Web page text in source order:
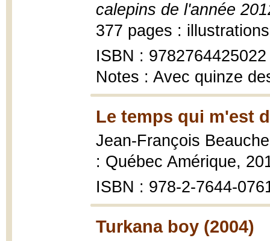
calepins de l'année
377 pages :
ISBN : 9782764425022
Notes : Avec quinze
Le temps qui m'est
Jean-François
: Québec Amérique,
ISBN : 978-2-7644-
Turkana boy (2004)